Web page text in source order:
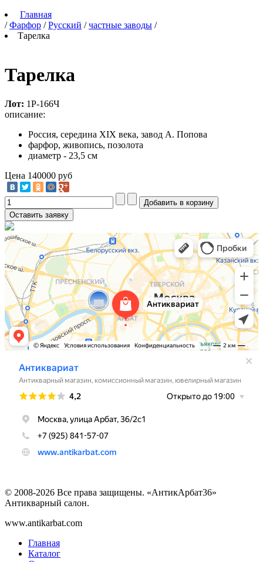
Главная
/ Фарфор / Русский / частные заводы /
Тарелка
Тарелка
Лот: 1Р-166Ч
описание:
Россия, середина XIX века, завод А. Попова
фарфор, живопись, позолота
диаметр - 23,5 см
Цена 140000 руб
© 2008-2026 Все права защищены. «АнтикАрбат36»
Антикварный салон.
www.antikarbat.com
Главная
Каталог